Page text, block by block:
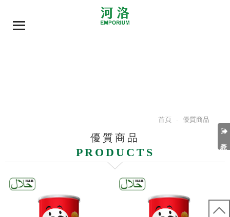
優質商品
PRODUCTS
首頁 - 優質商品